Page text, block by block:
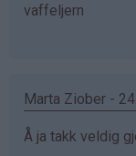
vaffeljern
Marta Ziober -
Å ja takk veldig